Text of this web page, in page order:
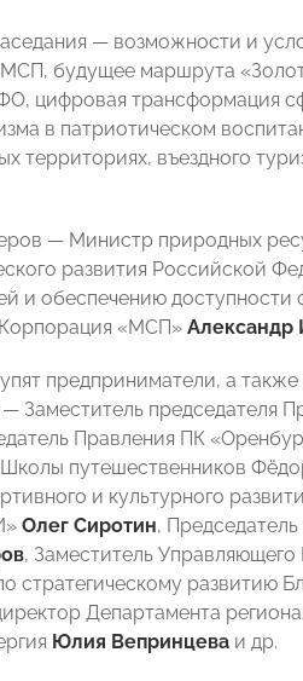
— возможности и
будущее маршрута
цифровая трансформация
в патриотическом
территориях, въездного
— Министр природных
развития Российской
и обеспечению доступности
«МСП» Александр
предприниматели, а
Заместитель председателя
Правления ПК
Школы путешественников
и культурного
Олег Сиротин,
, Заместитель
стратегическому развитию
Департамента
Юлия Вепринцева и др.